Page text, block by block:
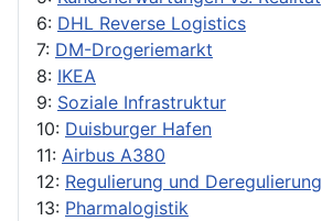
6: DHL Reverse Logistics
7: DM-Drogeriemarkt
8: IKEA
9: Soziale Infrastruktur
10: Duisburger Hafen
11: Airbus A380
12: Regulierung und Deregulierung
13: Pharmalogistik